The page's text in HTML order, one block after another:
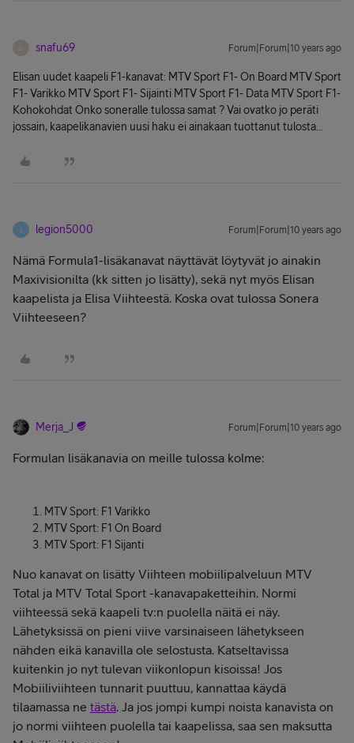
snafu69 Forum|Forum|10 years ago
Elisan uudet kaapeli F1-kanavat: MTV Sport F1- On Board MTV Sport
F1- Varikko MTV Sport F1- Sijainti MTV Sport F1- Data MTV Sport F1-
Kohokohdat Onko soneralle tulossa samat ? Vai ovatko jo peräti
jossain, kaapelikanavien uusi haku ei ainakaan tuottanut tulosta...
legion5000 Forum|Forum|10 years ago
Nämä Formula1-lisäkanavat näyttävät löytyvät jo ainakin
Maxivisionilta (kk sitten jo lisätty), sekä nyt myös Elisan
kaapelista ja Elisa Viihteestä. Koska ovat tulossa Sonera
Viihteeseen?
Merja_J Forum|Forum|10 years ago
Formulan lisäkanavia on meille tulossa kolme:
MTV Sport: F1 Varikko
MTV Sport: F1 On Board
MTV Sport: F1 Sijanti
Nuo kanavat on lisätty Viihteen mobiilipalveluun MTV
Total ja MTV Total Sport -kanavapaketteihin. Normi
viihteessä sekä kaapeli tv:n puolella näitä ei näy.
Lähetyksissä on pieni viive varsinaiseen lähetykseen
nähden eikä kanavilla ole selostusta. Katseltavissa
kuitenkin jo nyt tulevan viikonlopun kisoissa! Jos
Mobiiliviihteen tunnarit puuttuu, kannattaa käydä
tilaamassa ne tästä. Ja jos jompi kumpi noista kanavista on
jo normi viihteen puolella tai kaapelissa, saa sen maksutta